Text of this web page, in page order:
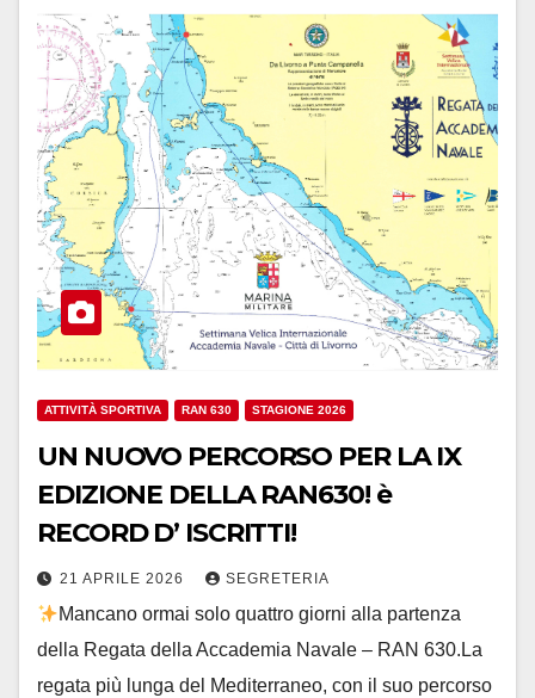
ATTIVITÀ SPORTIVA RAN 630 STAGIONE 2026
UN NUOVO PERCORSO PER LA IX
EDIZIONE DELLA RAN630! è
RECORD D’ ISCRITTI!
21 APRILE 2026 SEGRETERIA
Mancano ormai solo quattro giorni alla partenza
della Regata della Accademia Navale – RAN 630.La
regata più lunga del Mediterraneo, con il suo percorso